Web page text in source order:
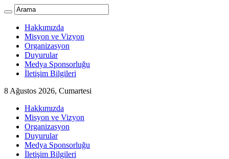
Hakkımızda
Misyon ve Vizyon
Organizasyon
Duyurular
Medya Sponsorluğu
İletişim Bilgileri
8 Ağustos 2026, Cumartesi
Hakkımızda
Misyon ve Vizyon
Organizasyon
Duyurular
Medya Sponsorluğu
İletişim Bilgileri